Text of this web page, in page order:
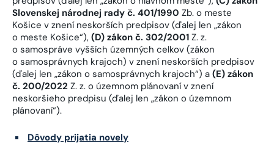
Slovenskej národnej rady č. 401/1990 Zb. o meste
Košice v znení neskorších predpisov (ďalej len „zákon
o meste Košice“), (D) zákon č. 302/2001 Z. z.
o samospráve vyšších územných celkov (zákon
o samosprávnych krajoch) v znení neskorších predpisov
(ďalej len „zákon o samosprávnych krajoch“) a (E) zákon
č. 200/2022 Z. z. o územnom plánovaní v znení
neskoršieho predpisu (ďalej len „zákon o územnom
plánovaní“).
Dôvody prijatia novely